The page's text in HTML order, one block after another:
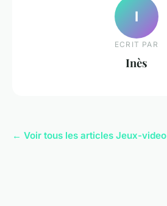
I
ECRIT PAR
Inès
← Voir tous les articles Jeux-video